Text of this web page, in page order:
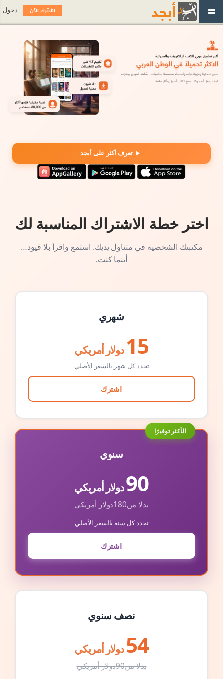
تعرف أكثر على أبجد
اختر خطة الاشتراك المناسبة لك
مكتبتك الشخصية في متناول يديك. استمع واقرأ بلا قيود…
أينما كنت.
شهري
15 دولار أمريكي
تجدد كل شهر بالسعر الأصلي
اشترك
الأكثر توفيرًا
سنوي
90دولار أمريكي
بدلا من180دولار أمريكي
تجدد كل سنة بالسعر الأصلي
اشترك
نصف سنوي
54 دولار أمريكي
بدلا من90دولار أمريكي
اشترك الآن دخول